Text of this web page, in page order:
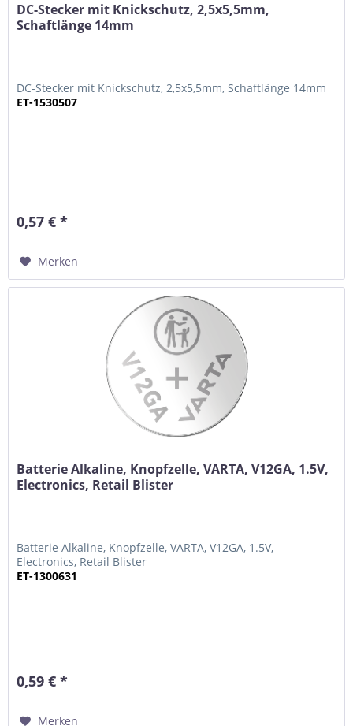
DC-Stecker mit Knickschutz, 2,5x5,5mm,
Schaftlänge 14mm
DC-Stecker mit Knickschutz, 2,5x5,5mm, Schaftlänge 14mm
ET-1530507
0,57 € *
Merken
Batterie Alkaline, Knopfzelle, VARTA, V12GA, 1.5V,
Electronics, Retail Blister
Batterie Alkaline, Knopfzelle, VARTA, V12GA, 1.5V,
Electronics, Retail Blister
ET-1300631
0,59 € *
Merken